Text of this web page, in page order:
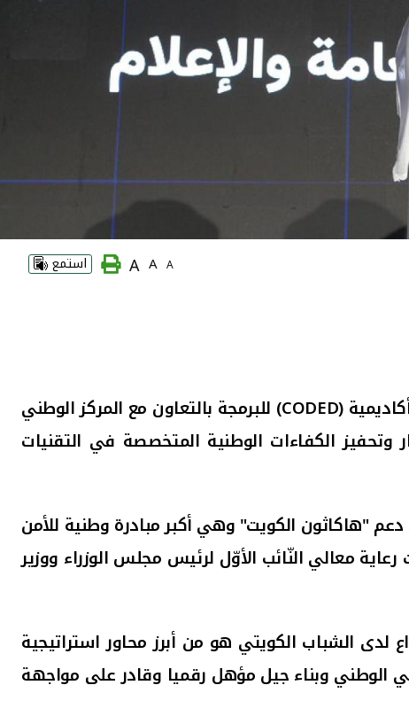
A
A
A استمع
CODED) للبرمجة بالتعاون مع المركز الوطني
وتحفيز الكفاءات الوطنية المتخصصة في التقنيات
"هاكاثون الكويت" وهي أكبر مبادرة وطنية للأمن
رعاية معالي النّائب الأوّل لرئيس مجلس الوزراء ووزير
الشباب الكويتي هو من أبرز محاور استراتيجية
الوطني وبناء جيل مؤهل رقميا وقادر على مواجهة